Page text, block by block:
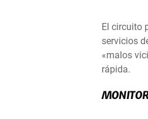
El circuito
servicios
«malos
rápida.